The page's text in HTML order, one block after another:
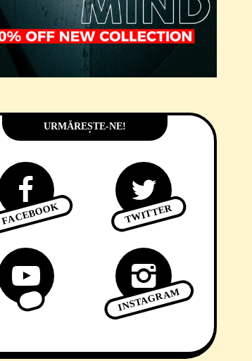
URMĂREȘTE-NE!
FACEBOOK TWITTER
INSTAGRAM